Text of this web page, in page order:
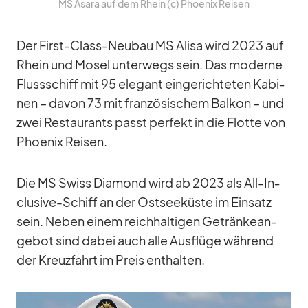
MS Asara auf dem Rhein (c) Phoe­nix Rei­sen
Der First-Class-Neu­bau MS Alisa wird 2023 auf
Rhein und Mo­sel un­ter­wegs sein. Das mo­derne
Fluss­schiff mit 95 ele­gant ein­ge­rich­te­ten Ka­bi­
nen – da­von 73 mit fran­zö­si­schem Bal­kon – und
zwei Re­stau­rants passt per­fekt in die Flotte von
Phoe­nix Rei­sen.
Die MS Swiss Dia­mond wird ab 2023 als All-In­
clu­sive-Schiff an der Ost­see­küste im Ein­satz
sein. Ne­ben ei­nem reich­hal­ti­gen Ge­trän­ke­an­
ge­bot sind da­bei auch alle Aus­flüge wäh­rend
der Kreuz­fahrt im Preis ent­hal­ten.